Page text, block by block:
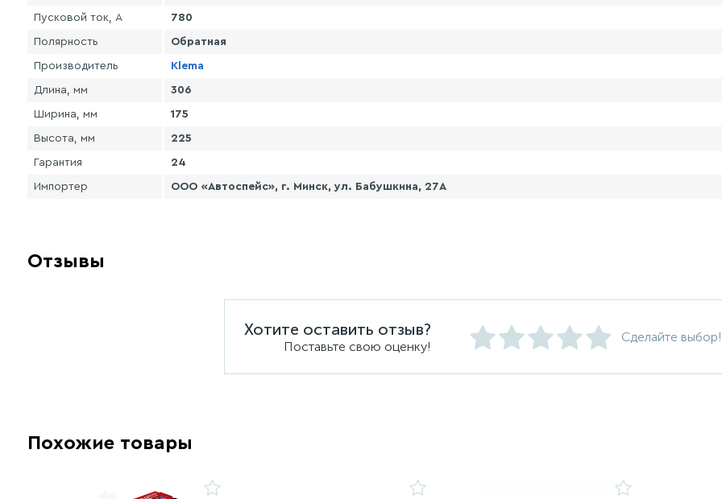
Пусковой ток, А 780
Полярность Обратная
Производитель Klema
Длина, мм 306
Ширина, мм 175
Высота, мм 225
Гарантия 24
Импортер ООО «Автоспейс», г. Минск, ул. Бабушкина, 27А
Отзывы
Хотите оставить отзыв?
Поставьте свою оценку!
Сделайте выбор!
Похожие товары